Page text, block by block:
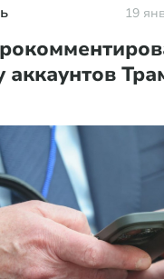
19
аккаунтов